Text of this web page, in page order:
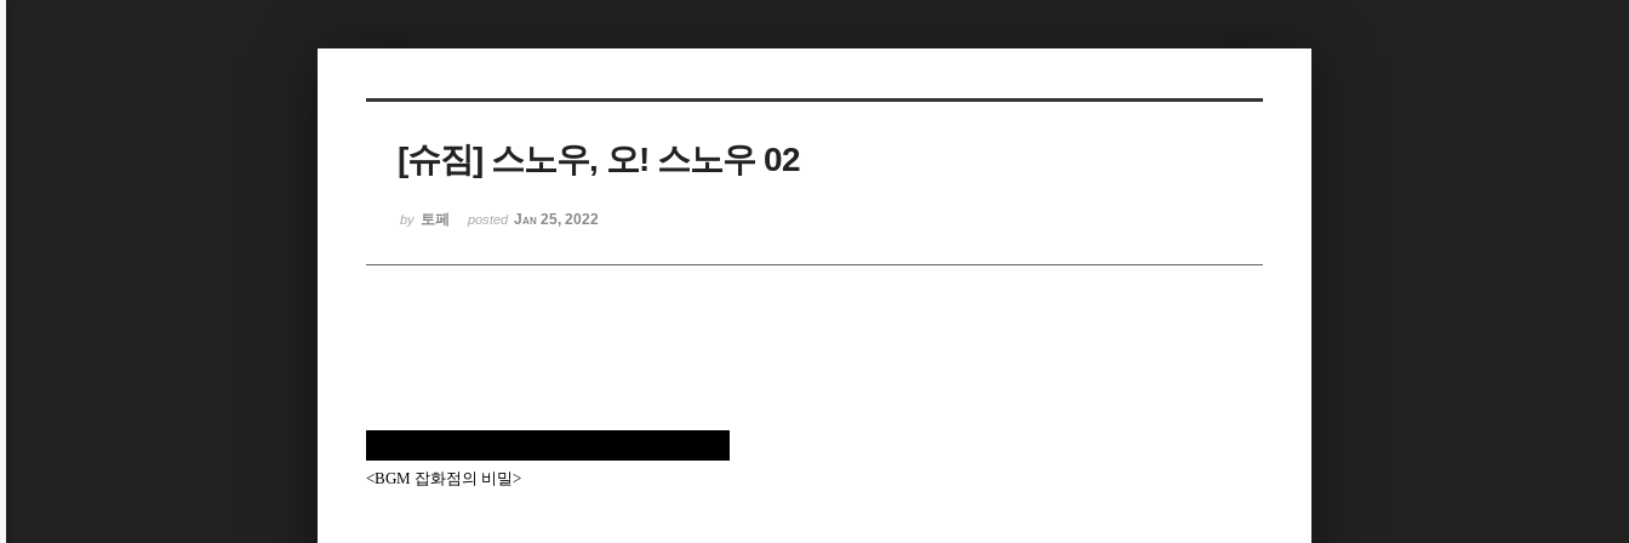
[슈짐] 스노우, 오! 스노우 02
by 토페 posted Jan 25, 2022
<BGM 잡화점의 비밀>
Sketchbook5, 스케치북5
Sketchbook5, 스케치북5